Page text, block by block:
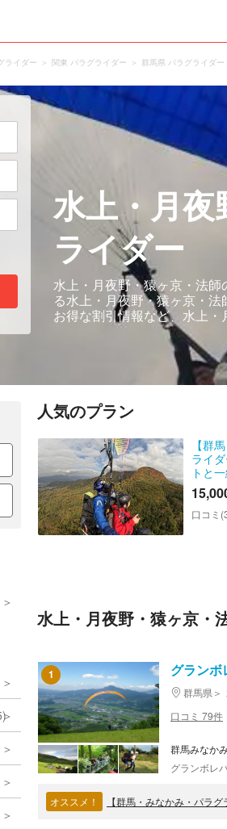
ライダー 関東 パラグライダー 群馬県 パラグライダー
水上・月
ライダー
水上・月夜野・猿ヶ京・法
る水上・月夜野・猿ヶ京・
お得な割引情報など、水上
人気のプラン
【群
ライ
トと
フライ
口コミ
水上・月夜野・猿ヶ京・
1 グランボ
群馬県
口コミ 79件
群馬みなか
オススメ！ 【群馬・みなかみ・パラ